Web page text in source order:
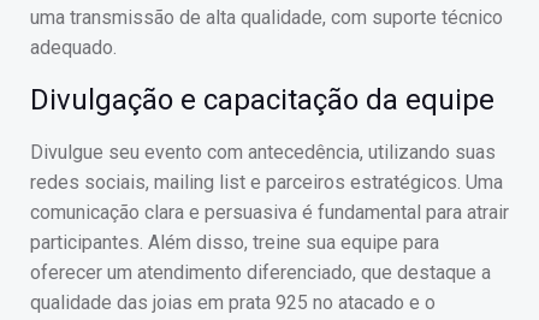
uma transmissão de alta qualidade, com suporte técnico
adequado.
Divulgação e capacitação da equipe
Divulgue seu evento com antecedência, utilizando suas
redes sociais, mailing list e parceiros estratégicos. Uma
comunicação clara e persuasiva é fundamental para atrair
participantes. Além disso, treine sua equipe para
oferecer um atendimento diferenciado, que destaque a
qualidade das joias em prata 925 no atacado e o